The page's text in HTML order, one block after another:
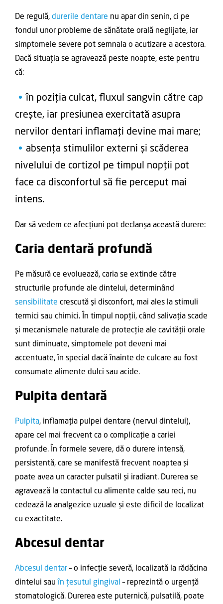
De regulă, durerile dentare nu apar din senin, ci pe
fondul unor probleme de sănătate orală neglijate, iar
simptomele severe pot semnala o acutizare a acestora.
Dacă situația se agravează peste noapte, este pentru
că:
în poziția culcat, fluxul sangvin către cap
crește, iar presiunea exercitată asupra
nervilor dentari inflamați devine mai mare;
absența stimulilor externi și scăderea
nivelului de cortizol pe timpul nopții pot
face ca disconfortul să fie perceput mai
intens.
Dar să vedem ce afecțiuni pot declanșa această durere:
Caria dentară profundă
Pe măsură ce evoluează, caria se extinde către
structurile profunde ale dintelui, determinând
sensibilitate crescută și disconfort, mai ales la stimuli
termici sau chimici. În timpul nopții, când salivația scade
și mecanismele naturale de protecție ale cavității orale
sunt diminuate, simptomele pot deveni mai
accentuate, în special dacă înainte de culcare au fost
consumate alimente dulci sau acide.
Pulpita dentară
Pulpita, inflamația pulpei dentare (nervul dintelui),
apare cel mai frecvent ca o complicație a cariei
profunde. În formele severe, dă o durere intensă,
persistentă, care se manifestă frecvent noaptea și
poate avea un caracter pulsatil și iradiant. Durerea se
agravează la contactul cu alimente calde sau reci, nu
cedează la analgezice uzuale și este dificil de localizat
cu exactitate.
Abcesul dentar
Abcesul dentar– o infecție severă, localizată la rădăcina
dintelui sau în țesutul gingival – reprezintă o urgență
stomatologică. Durerea este puternică, pulsatilă, poate